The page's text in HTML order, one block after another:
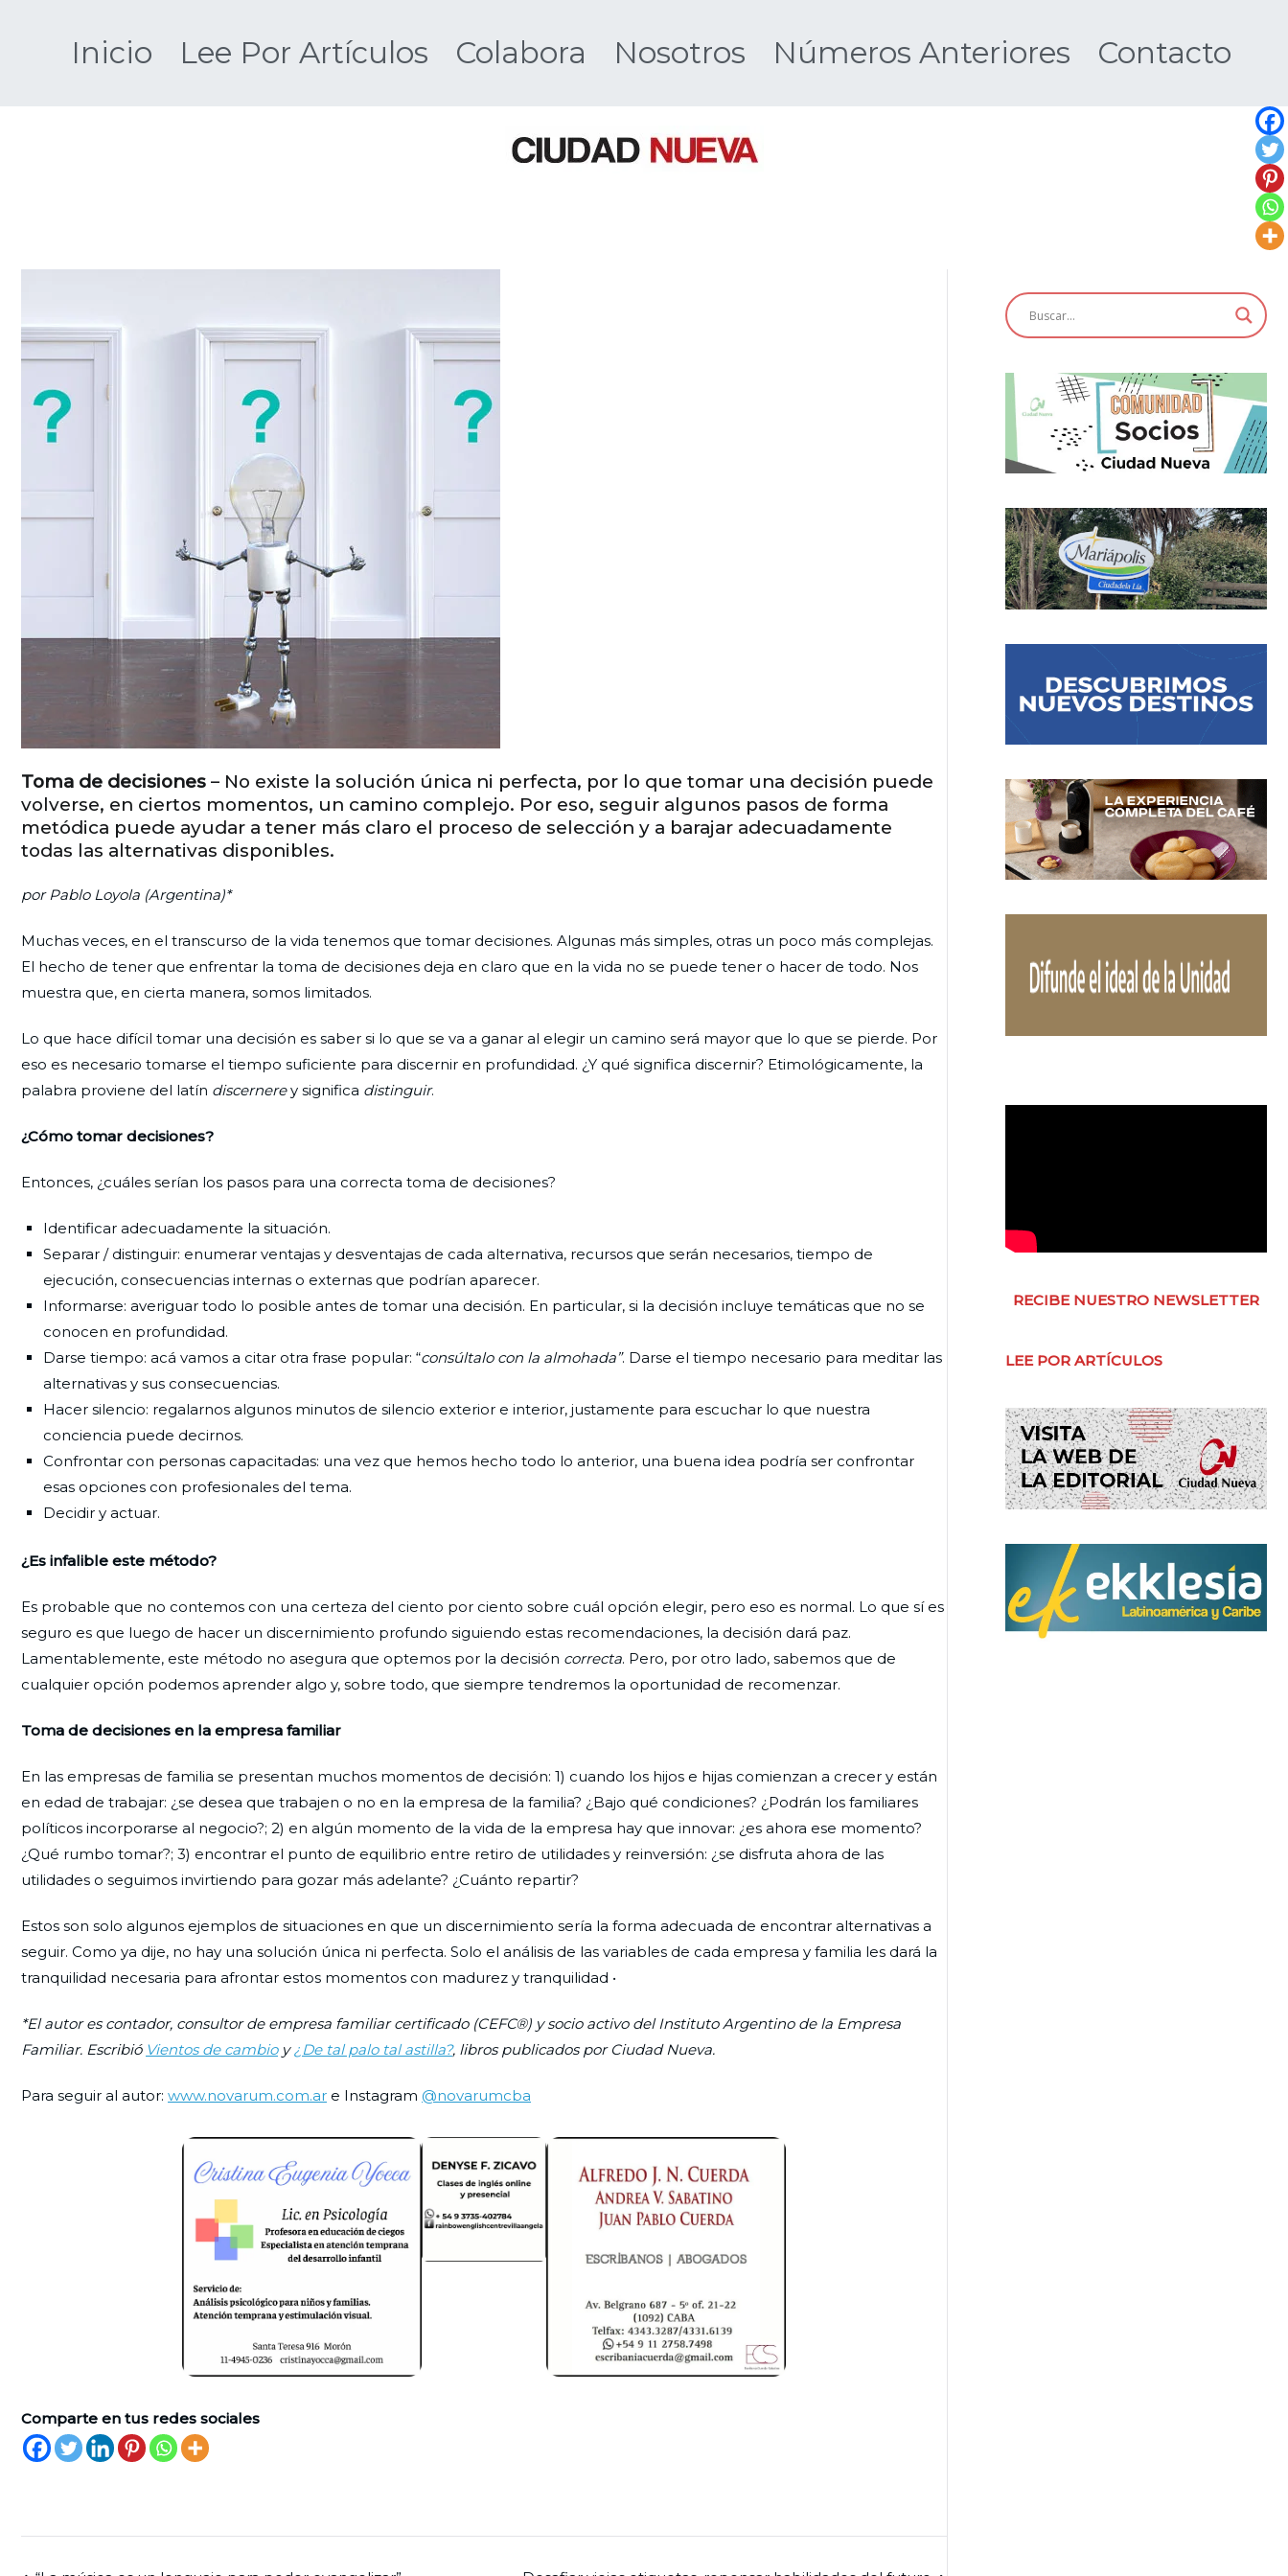
Inicio Lee Por Artículos Colabora Nosotros Números Anteriores Contacto
Toma de decisiones – No existe la solución única ni perfecta, por lo que tomar una decisión puede
volverse, en ciertos momentos, un camino complejo. Por eso, seguir algunos pasos de forma
metódica puede ayudar a tener más claro el proceso de selección y a barajar adecuadamente
todas las alternativas disponibles.
por Pablo Loyola (Argentina)*
Muchas veces, en el transcurso de la vida tenemos que tomar decisiones. Algunas más simples, otras un poco más complejas.
El hecho de tener que enfrentar la toma de decisiones deja en claro que en la vida no se puede tener o hacer de todo. Nos
muestra que, en cierta manera, somos limitados.
Lo que hace difícil tomar una decisión es saber si lo que se va a ganar al elegir un camino será mayor que lo que se pierde. Por
eso es necesario tomarse el tiempo suficiente para discernir en profundidad. ¿Y qué significa discernir? Etimológicamente, la
palabra proviene del latín discernerey significa distinguir.
¿Cómo tomar decisiones?
Entonces, ¿cuáles serían los pasos para una correcta toma de decisiones?
Identificar adecuadamente la situación.
Separar / distinguir: enumerar ventajas y desventajas de cada alternativa, recursos que serán necesarios, tiempo de
ejecución, consecuencias internas o externas que podrían aparecer.
Informarse: averiguar todo lo posible antes de tomar una decisión. En particular, si la decisión incluye temáticas que no se
conocen en profundidad.
Darse tiempo: acá vamos a citar otra frase popular: “consúltalo con la almohada”. Darse el tiempo necesario para meditar las
alternativas y sus consecuencias.
Hacer silencio: regalarnos algunos minutos de silencio exterior e interior, justamente para escuchar lo que nuestra
conciencia puede decirnos.
Confrontar con personas capacitadas: una vez que hemos hecho todo lo anterior, una buena idea podría ser confrontar
esas opciones con profesionales del tema.
Decidir y actuar.
¿Es infalible este método?
Es probable que no contemos con una certeza del ciento por ciento sobre cuál opción elegir, pero eso es normal. Lo que sí es
seguro es que luego de hacer un discernimiento profundo siguiendo estas recomendaciones, la decisión dará paz.
Lamentablemente, este método no asegura que optemos por la decisión correcta. Pero, por otro lado, sabemos que de
cualquier opción podemos aprender algo y, sobre todo, que siempre tendremos la oportunidad de recomenzar.
Toma de decisiones en la empresa familiar
En las empresas de familia se presentan muchos momentos de decisión: 1) cuando los hijos e hijas comienzan a crecer y están
en edad de trabajar: ¿se desea que trabajen o no en la empresa de la familia? ¿Bajo qué condiciones? ¿Podrán los familiares
políticos incorporarse al negocio?; 2) en algún momento de la vida de la empresa hay que innovar: ¿es ahora ese momento?
¿Qué rumbo tomar?; 3) encontrar el punto de equilibrio entre retiro de utilidades y reinversión: ¿se disfruta ahora de las
utilidades o seguimos invirtiendo para gozar más adelante? ¿Cuánto repartir?
Estos son solo algunos ejemplos de situaciones en que un discernimiento sería la forma adecuada de encontrar alternativas a
seguir. Como ya dije, no hay una solución única ni perfecta. Solo el análisis de las variables de cada empresa y familia les dará la
tranquilidad necesaria para afrontar estos momentos con madurez y tranquilidad •
*El autor es contador, consultor de empresa familiar certificado (CEFC®) y socio activo del Instituto Argentino de la Empresa
Familiar. Escribió Vientos de cambioy¿De tal palo tal astilla?, libros publicados por Ciudad Nueva.
Para seguir al autor: www.novarum.com.ar e Instagram @novarumcba
Comparte en tus redes sociales
RECIBE NUESTRO NEWSLETTER
LEE POR ARTÍCULOS